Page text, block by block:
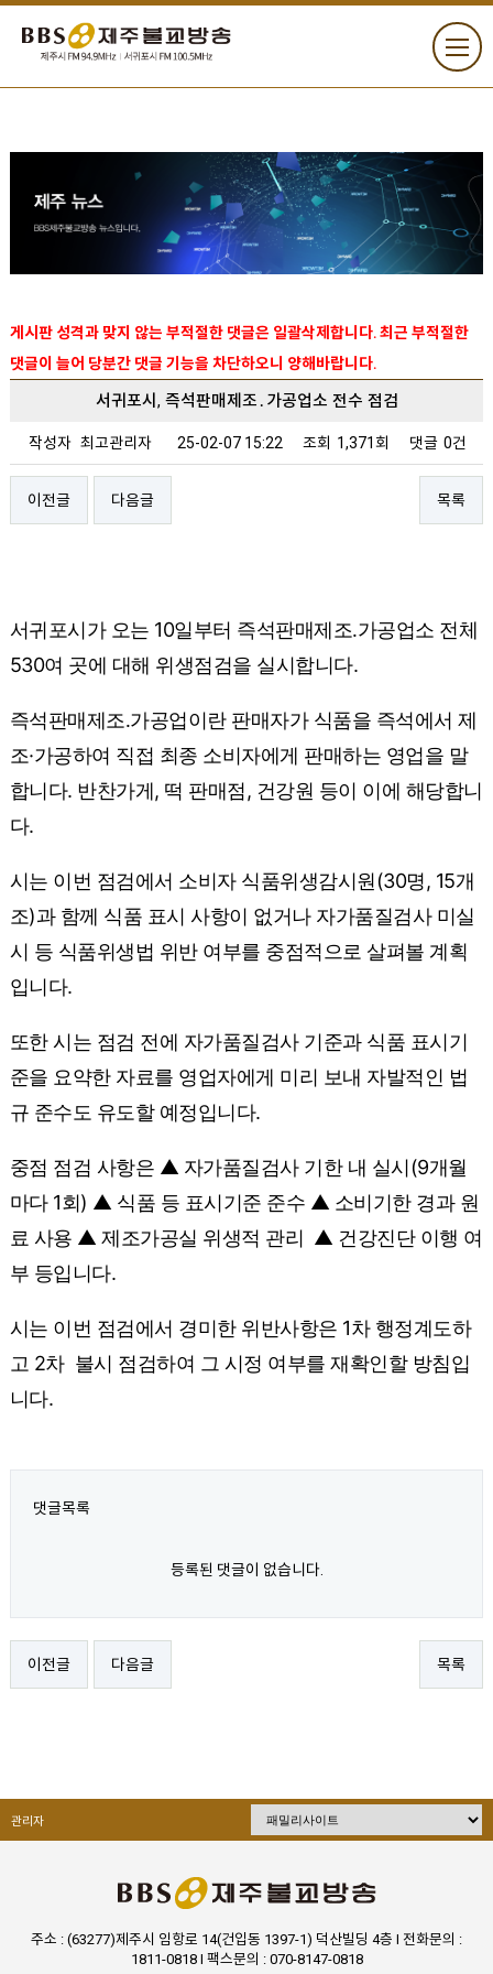
게시판 성격과 맞지 않는 부적절한 댓글은 일괄삭제합니다. 최근 부적절한
댓글이 늘어 당분간 댓글 기능을 차단하오니 양해바랍니다.
서귀포시, 즉석판매제조․가공업소 전수 점검
작성자 최고관리자 25-02-07 15:22 조회 1,371회 댓글 0건
이전글 다음글 목록
서귀포시가 오는 10일부터 즉석판매제조․가공업소 전체
530여 곳에 대해 위생점검을 실시합니다.
즉석판매제조․가공업이란 판매자가 식품을 즉석에서 제
조·가공하여 직접 최종 소비자에게 판매하는 영업을 말
합니다. 반찬가게, 떡 판매점, 건강원 등이 이에 해당합니
다.
시는 이번 점검에서 소비자 식품위생감시원(30명, 15개
조)과 함께 식품 표시 사항이 없거나 자가품질검사 미실
시 등 식품위생법 위반 여부를 중점적으로 살펴볼 계획
입니다.
또한 시는 점검 전에 자가품질검사 기준과 식품 표시기
준을 요약한 자료를 영업자에게 미리 보내 자발적인 법
규 준수도 유도할 예정입니다.
중점 점검 사항은 ▲ 자가품질검사 기한 내 실시(9개월
마다 1회) ▲ 식품 등 표시기준 준수 ▲ 소비기한 경과 원
료 사용 ▲ 제조가공실 위생적 관리 ▲ 건강진단 이행 여
부 등입니다.
시는 이번 점검에서 경미한 위반사항은 1차 행정계도하
고 2차 불시 점검하여 그 시정 여부를 재확인할 방침입
니다.
댓글목록
등록된 댓글이 없습니다.
이전글 다음글 목록
관리자
주소 : (63277)제주시 임항로 14(건입동 1397-1) 덕산빌딩 4층 I 전화문의 :
1811-0818 I 팩스문의 : 070-8147-0818